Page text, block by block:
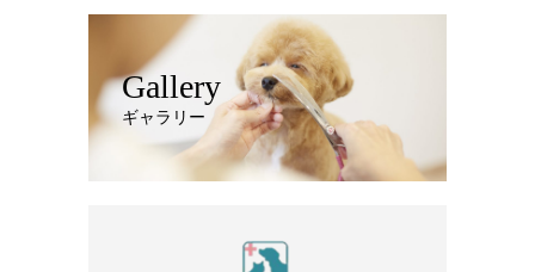
Gallery
ギャラリー